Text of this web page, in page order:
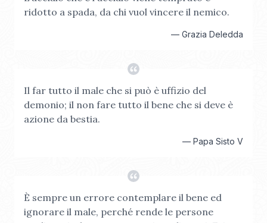
ridotto a spada, da chi vuol vincere il nemico.
— Grazia Deledda
Il far tutto il male che si può è uffizio del
demonio; il non fare tutto il bene che si deve è
azione da bestia.
— Papa Sisto V
È sempre un errore contemplare il bene ed
ignorare il male, perché rende le persone